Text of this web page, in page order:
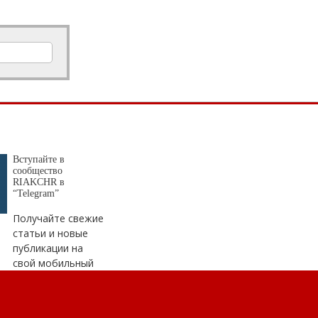
Вступайте в
сообщество
RIAKCHR в
“Telegram”
Получайте свежие
статьи и новые
публикации на
свой мобильный